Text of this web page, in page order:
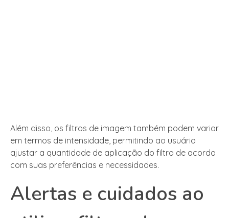
Além disso, os filtros de imagem também podem variar
em termos de intensidade, permitindo ao usuário
ajustar a quantidade de aplicação do filtro de acordo
com suas preferências e necessidades.
Alertas e cuidados ao